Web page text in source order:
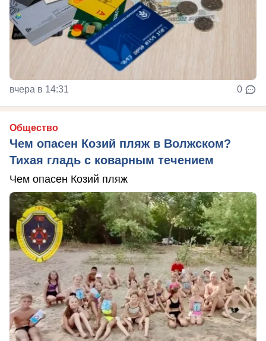
вчера в 14:31 0
Общество
Чем опасен Козий пляж в Волжском?
Тихая гладь с коварным течением
Чем опасен Козий пляж